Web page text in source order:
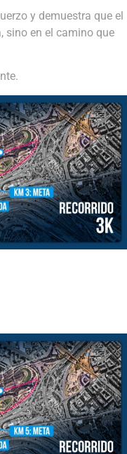
y demuestra que el
sino en el camino que